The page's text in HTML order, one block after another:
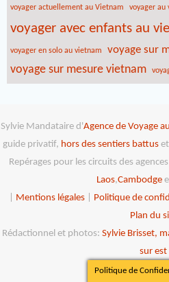
voyager actuellement au Vietnam voyager au
voyager avec enfants au
voyager en solo au vietnam voyage sur
voyage sur mesure vietnam
Sylvie Mandataire d'Agence de Voyage
guide privatif, hors des sentiers battus
Repérages pour les circuits des
Laos,Cambodge
Mentions légales| Politique de
Plan du
Rédactionnel et photos: Sylvie Brisset,
sur est
Politique de